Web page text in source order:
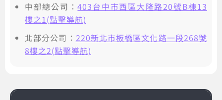
中部總公司：403台中市西區大隆路20號B棟13
樓之1(點擊導航)
北部分公司： 220新北市板橋區文化路一段268號
8樓之2(點擊導航)